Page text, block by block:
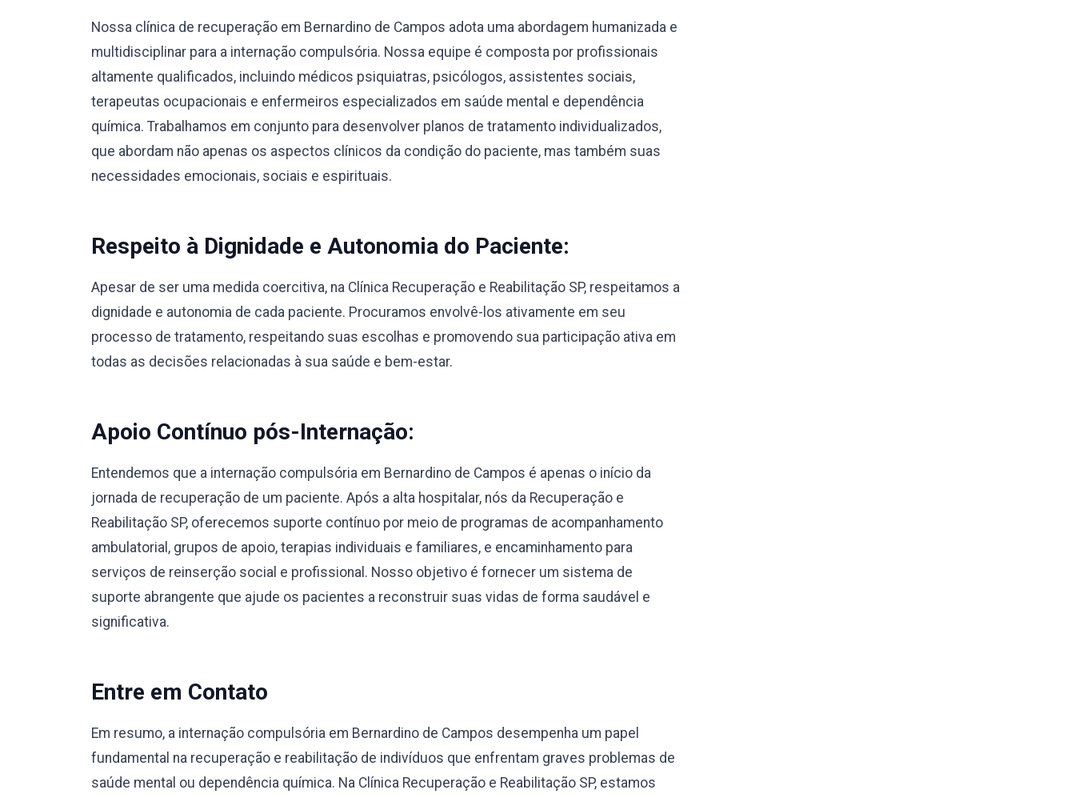
Nossa clínica de recuperação em Bernardino de Campos adota uma abordagem humanizada e
multidisciplinar para a internação compulsória. Nossa equipe é composta por profissionais
altamente qualificados, incluindo médicos psiquiatras, psicólogos, assistentes sociais,
terapeutas ocupacionais e enfermeiros especializados em saúde mental e dependência
química. Trabalhamos em conjunto para desenvolver planos de tratamento individualizados,
que abordam não apenas os aspectos clínicos da condição do paciente, mas também suas
necessidades emocionais, sociais e espirituais.
Respeito à Dignidade e Autonomia do Paciente:
Apesar de ser uma medida coercitiva, na Clínica Recuperação e Reabilitação SP, respeitamos a
dignidade e autonomia de cada paciente. Procuramos envolvê-los ativamente em seu
processo de tratamento, respeitando suas escolhas e promovendo sua participação ativa em
todas as decisões relacionadas à sua saúde e bem-estar.
Apoio Contínuo pós-Internação:
Entendemos que a internação compulsória em Bernardino de Campos é apenas o início da
jornada de recuperação de um paciente. Após a alta hospitalar, nós da Recuperação e
Reabilitação SP, oferecemos suporte contínuo por meio de programas de acompanhamento
ambulatorial, grupos de apoio, terapias individuais e familiares, e encaminhamento para
serviços de reinserção social e profissional. Nosso objetivo é fornecer um sistema de
suporte abrangente que ajude os pacientes a reconstruir suas vidas de forma saudável e
significativa.
Entre em Contato
Em resumo, a internação compulsória em Bernardino de Campos desempenha um papel
fundamental na recuperação e reabilitação de indivíduos que enfrentam graves problemas de
saúde mental ou dependência química. Na Clínica Recuperação e Reabilitação SP, estamos